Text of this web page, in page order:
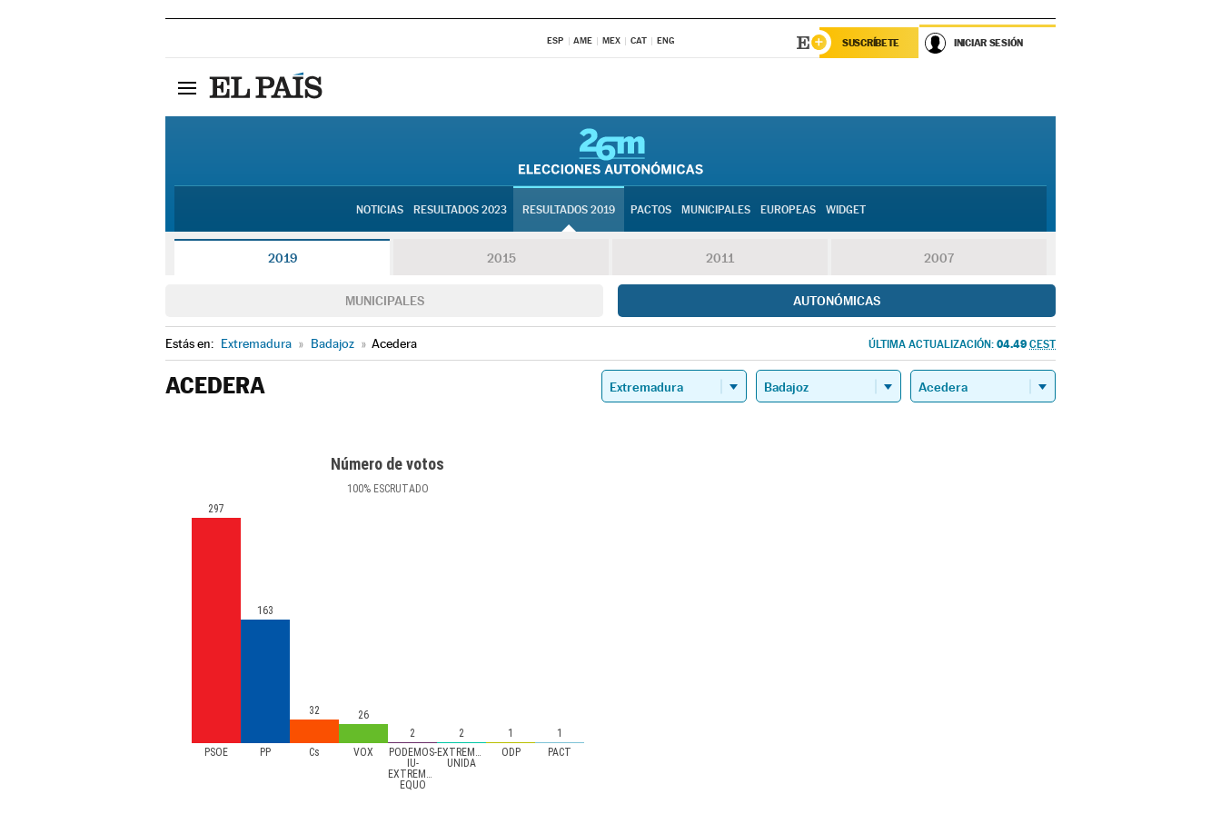
ESP AME MEX CAT ENG SUSCRÍBETE INICIAR SESIÓN
NOTICIAS RESULTADOS 2023 RESULTADOS 2019 PACTOS MUNICIPALES EUROPEAS WIDGET
2019 2015 2011 2007
MUNICIPALES AUTONÓMICAS
Estás en: Extremadura » Badajoz » Acedera ÚLTIMA ACTUALIZACIÓN: 04.49 CEST
ACEDERA
Número de votos
100%ESCRUTADO
PSOE PP Cs VOX
PODEMOS-
IU-
EXTREMEÑOS-
EQUO
EXTREMADURA
UNIDA
ODP PACT
297
163
32
26
2
2 1 1